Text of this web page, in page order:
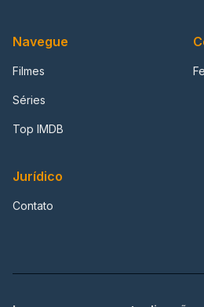
Navegue
Filmes
Séries
Top IMDB
Jurídico
Contato